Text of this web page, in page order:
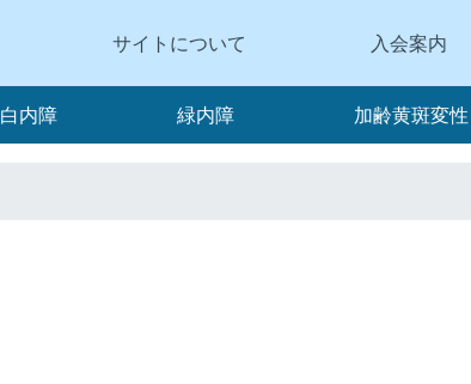
サイトについて 入会案内
白内障 緑内障 加齢黄斑変性